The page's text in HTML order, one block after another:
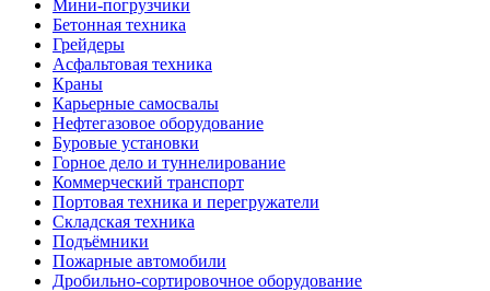
Мини-погрузчики
Бетонная техника
Грейдеры
Асфальтовая техника
Краны
Карьерные самосвалы
Нефтегазовое оборудование
Буровые установки
Горное дело и туннелирование
Коммерческий транспорт
Портовая техника и перегружатели
Складская техника
Подъёмники
Пожарные автомобили
Дробильно-сортировочное оборудование